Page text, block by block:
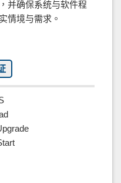
并确保系统与软件程
情境与需求。